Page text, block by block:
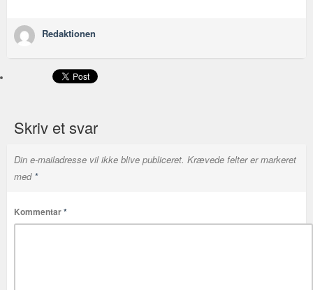
Redaktionen
Skriv et svar
Din e-mailadresse vil ikke blive publiceret. Krævede felter er markeret
med *
Kommentar*